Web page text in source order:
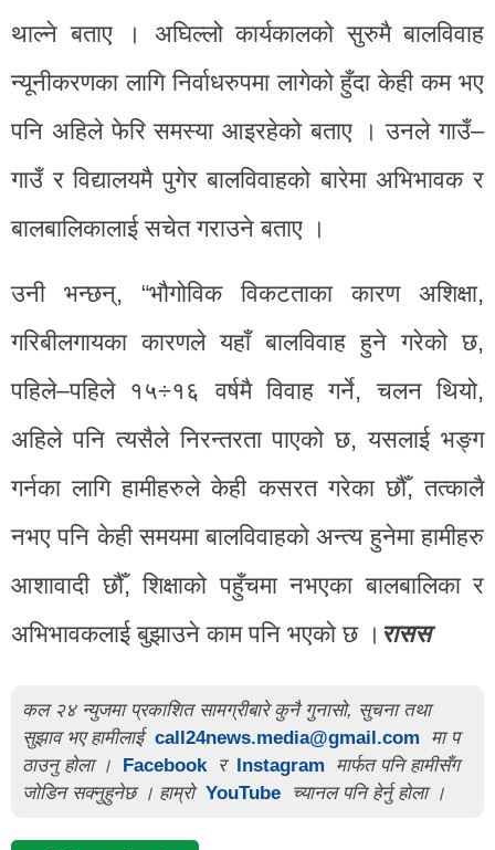
थाल्ने बताए । अघिल्लो कार्यकालको सुरुमै बालविवाह
न्यूनीकरणका लागि निर्वाधरुपमा लागेको हुँदा केही कम भए
पनि अहिले फेरि समस्या आइरहेको बताए । उनले गाउँ–
गाउँ र विद्यालयमै पुगेर बालविवाहको बारेमा अभिभावक र
बालबालिकालाई सचेत गराउने बताए ।
उनी भन्छन्, “भौगोविक विकटताका कारण अशिक्षा,
गरिबीलगायका कारणले यहाँ बालविवाह हुने गरेको छ,
पहिले–पहिले १५÷१६ वर्षमै विवाह गर्ने, चलन थियो,
अहिले पनि त्यसैले निरन्तरता पाएको छ, यसलाई भङ्ग
गर्नका लागि हामीहरुले केही कसरत गरेका छौँ, तत्कालै
नभए पनि केही समयमा बालविवाहको अन्त्य हुनेमा हामीहरु
आशावादी छौँ, शिक्षाको पहुँचमा नभएका बालबालिका र
अभिभावकलाई बुझाउने काम पनि भएको छ । रासस
कल २४ न्युजमा प्रकाशित सामग्रीबारे कुनै गुनासो, सुचना तथा
सुझाव भए हामीलाई call24news.media@gmail.com
मा प
ठाउनु होला ।
Facebook र Instagram
मार्फत पनि हामीसँग
जोडिन सक्नुहुनेछ । हाम्रो YouTube च्यानल पनि हेर्नु होला ।